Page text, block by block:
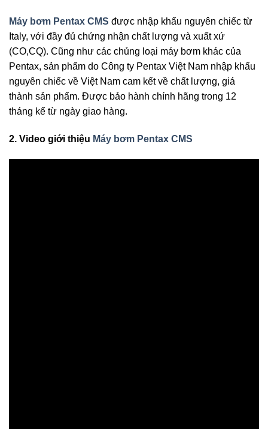
Máy bơm Pentax CMS được nhập khẩu nguyên chiếc từ
Italy, với đầy đủ chứng nhận chất lượng và xuất xứ
(CO,CQ). Cũng như các chủng loại máy bơm khác của
Pentax, sản phẩm do Công ty Pentax Việt Nam nhập khẩu
nguyên chiếc về Việt Nam cam kết về chất lượng, giá
thành sản phẩm. Được bảo hành chính hãng trong 12
tháng kể từ ngày giao hàng.
2. Video giới thiệu Máy bơm Pentax CMS